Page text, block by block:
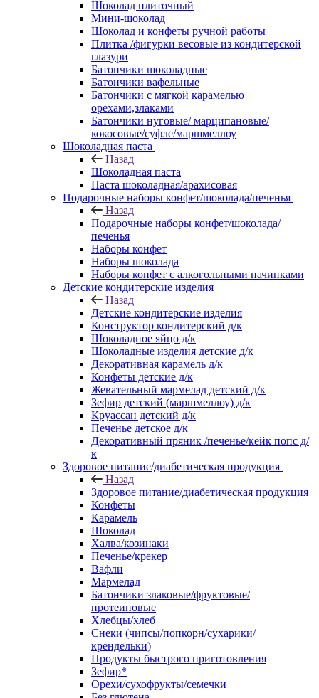
Шоколад плиточный
Мини-шоколад
Шоколад и конфеты ручной работы
Плитка /фигурки весовые из кондитерской
глазури
Батончики шоколадные
Батончики вафельные
Батончики с мягкой карамелью
орехами,злаками
Батончики нуговые/ марципановые/
кокосовые/суфле/маршмеллоу
Шоколадная паста
Назад
Шоколадная паста
Паста шоколадная/арахисовая
Подарочные наборы конфет/шоколада/печенья
Назад
Подарочные наборы конфет/шоколада/
печенья
Наборы конфет
Наборы шоколада
Наборы конфет с алкогольными начинками
Детские кондитерские изделия
Назад
Детские кондитерские изделия
Конструктор кондитерский д/к
Шоколадное яйцо д/к
Шоколадные изделия детские д/к
Декоративная карамель д/к
Конфеты детские д/к
Жевательный мармелад детский д/к
Зефир детский (маршмеллоу) д/к
Круассан детский д/к
Печенье детское д/к
Декоративный пряник /печенье/кейк попс д/
к
Здоровое питание/диабетическая продукция
Назад
Здоровое питание/диабетическая продукция
Конфеты
Карамель
Шоколад
Халва/козинаки
Печенье/крекер
Вафли
Мармелад
Батончики злаковые/фруктовые/
протеиновые
Хлебцы/хлеб
Снеки (чипсы/попкорн/сухарики/
крендельки)
Продукты быстрого приготовления
Зефир*
Орехи/сухофрукты/семечки